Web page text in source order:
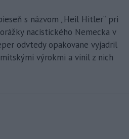
s názvom „Heil Hitler“ pri
nacistického Nemecka v
odvtedy opakovane vyjadril
výrokmi a vinil z nich